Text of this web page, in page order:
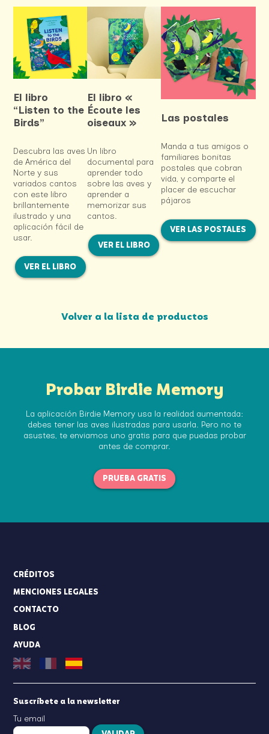
El libro
“Listen to the
Birds”
Descubra las aves
de América del
Norte y sus
variados cantos
con este libro
brillantemente
ilustrado y una
aplicación fácil de
usar.
VER EL LIBRO
El libro «
Écoute les
oiseaux »
Un libro
documental para
aprender todo
sobre las aves y
aprender a
memorizar sus
cantos.
VER EL LIBRO
Las postales
Manda a tus amigos o
familiares bonitas
postales que cobran
vida, y comparte el
placer de escuchar
pájaros
VER LAS POSTALES
Volver a la lista de productos
Probar Birdie Memory
La aplicación Birdie Memory usa la realidad aumentada:
debes tener las aves ilustradas para usarla. Pero no te
asustes, te enviamos uno gratis para que puedas probar
antes de comprar.
PRUEBA GRATIS
CRÉDITOS
MENCIONES LEGALES
CONTACTO
BLOG
AYUDA
Suscríbete a la newsletter
Tu email